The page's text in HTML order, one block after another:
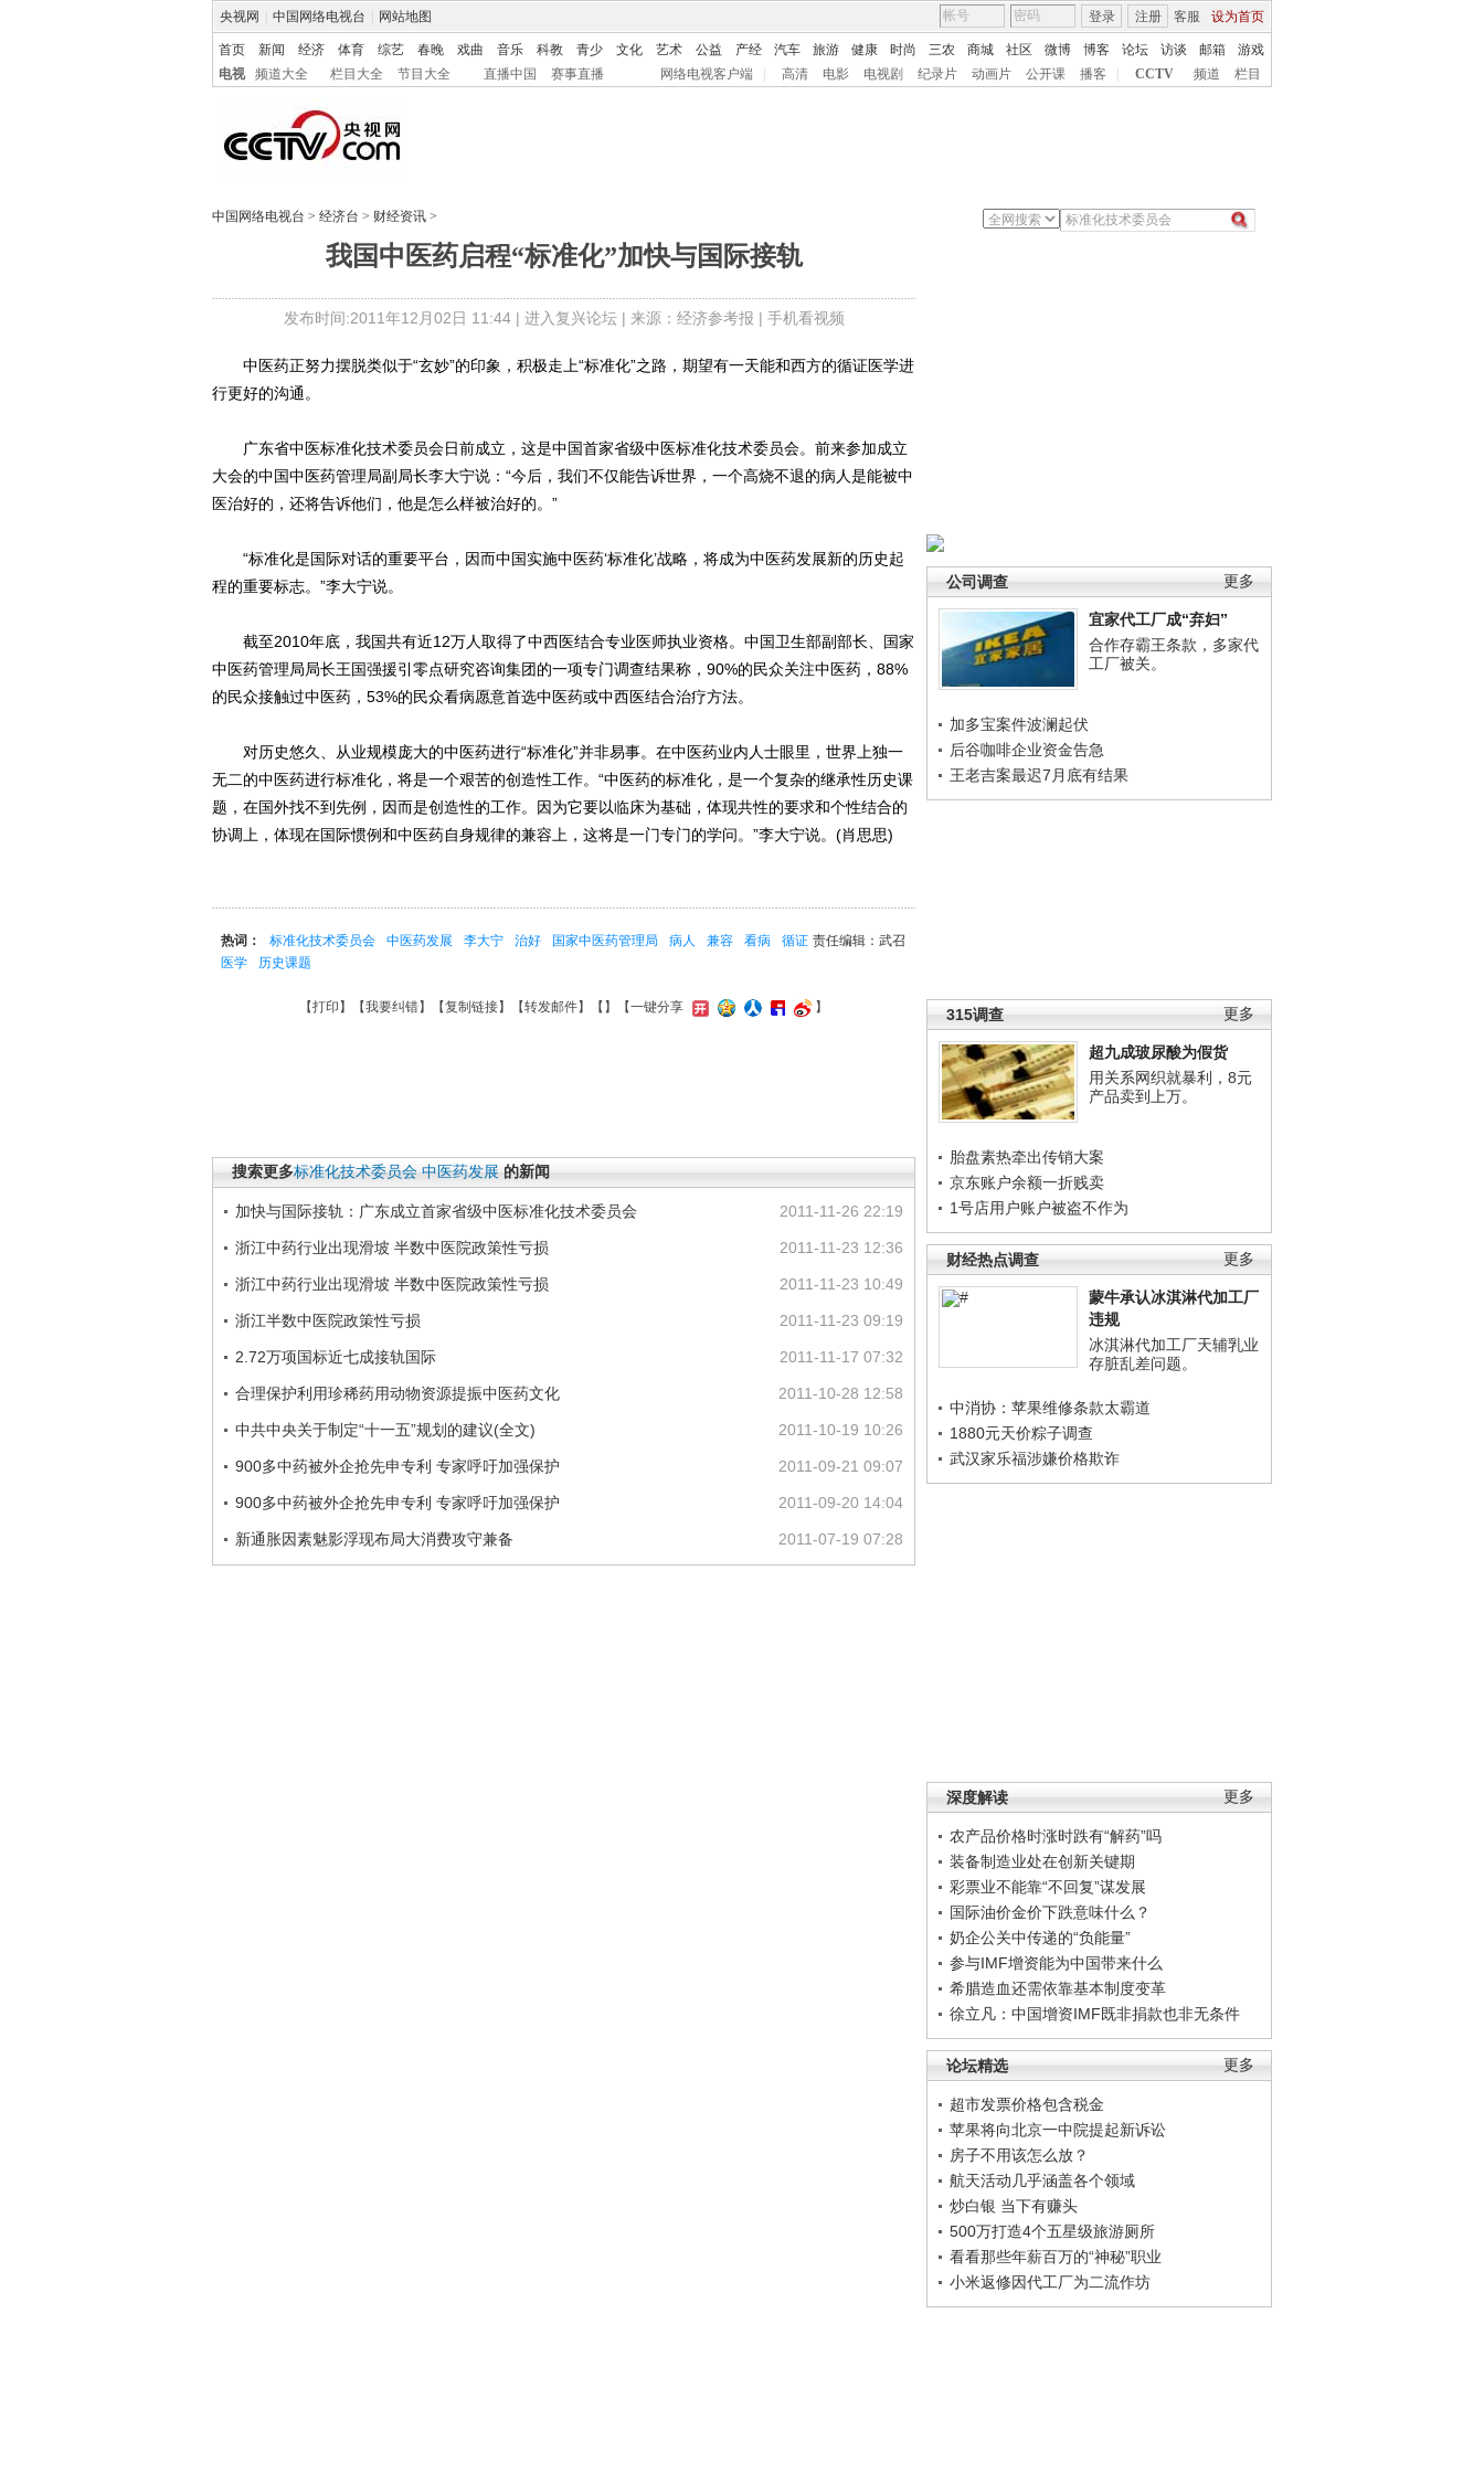
央视网 中国网络电视台 网站地图 客服 设为首页
登录 注册
首页 新闻 经济 体育 综艺 春晚 戏曲 音乐 科教 青少 文化 艺术 公益 产经 汽车 旅游 健康 时尚 三农 商城 社区 微博 博客 论坛 访谈 邮箱
游戏
电视
频道大全 栏目大全 节目大全 直播中国 赛事直播 网络电视客户端 高清 电影 电视剧 纪录片 动画片 公开课 播客 CCTV 频道 栏目
中国网络电视台 > 经济台 > 财经资讯 >
我国中医药启程“标准化”加快与国际接轨
发布时间:2011年12月02日 11:44 | 进入复兴论坛| 来源：经济参考报 | 手机看视频
更多
公司调查
宜家代工厂成“弃妇”
合作存霸王条款，多家代
工厂被关。
加多宝案件波澜起伏
后谷咖啡企业资金告急
王老吉案最迟7月底有结果
更多
315调查
超九成玻尿酸为假货
用关系网织就暴利，8元
产品卖到上万。
胎盘素热牵出传销大案
京东账户余额一折贱卖
1号店用户账户被盗不作为
更多
财经热点调查
蒙牛承认冰淇淋代加工厂
违规
冰淇淋代加工厂天辅乳业
存脏乱差问题。
中消协：苹果维修条款太霸道
1880元天价粽子调查
武汉家乐福涉嫌价格欺诈
更多
深度解读
农产品价格时涨时跌有“解药”吗
装备制造业处在创新关键期
彩票业不能靠“不回复”谋发展
国际油价金价下跌意味什么？
奶企公关中传递的“负能量”
参与IMF增资能为中国带来什么
希腊造血还需依靠基本制度变革
徐立凡：中国增资IMF既非捐款也非无条件
更多
论坛精选
超市发票价格包含税金
苹果将向北京一中院提起新诉讼
房子不用该怎么放？
航天活动几乎涵盖各个领域
炒白银 当下有赚头
500万打造4个五星级旅游厕所
看看那些年薪百万的“神秘”职业
小米返修因代工厂为二流作坊
中医药正努力摆脱类似于“玄妙”的印象，积极走上“标准化”之路，期望有一天能和西方的循证医学进
行更好的沟通。
广东省中医标准化技术委员会日前成立，这是中国首家省级中医标准化技术委员会。前来参加成立
大会的中国中医药管理局副局长李大宁说：“今后，我们不仅能告诉世界，一个高烧不退的病人是能被中
医治好的，还将告诉他们，他是怎么样被治好的。”
“标准化是国际对话的重要平台，因而中国实施中医药‘标准化’战略，将成为中医药发展新的历史起
程的重要标志。”李大宁说。
截至2010年底，我国共有近12万人取得了中西医结合专业医师执业资格。中国卫生部副部长、国家
中医药管理局局长王国强援引零点研究咨询集团的一项专门调查结果称，90%的民众关注中医药，88%
的民众接触过中医药，53%的民众看病愿意首选中医药或中西医结合治疗方法。
对历史悠久、从业规模庞大的中医药进行“标准化”并非易事。在中医药业内人士眼里，世界上独一
无二的中医药进行标准化，将是一个艰苦的创造性工作。“中医药的标准化，是一个复杂的继承性历史课
题，在国外找不到先例，因而是创造性的工作。因为它要以临床为基础，体现共性的要求和个性结合的
协调上，体现在国际惯例和中医药自身规律的兼容上，这将是一门专门的学问。”李大宁说。(肖思思)
责任编辑：武召
热词： 标准化技术委员会 中医药发展 李大宁 治好 国家中医药管理局 病人 兼容 看病
循证
医学
历史课题
【打印 】【我要纠错】【复制链接】【转发邮件】【 】 【一键分享 】
搜索更多标准化技术委员会 中医药发展 的新闻
2011-11-26 22:19
加快与国际接轨：广东成立首家省级中医标准化技术委员会
2011-11-23 12:36
浙江中药行业出现滑坡 半数中医院政策性亏损
2011-11-23 10:49
浙江中药行业出现滑坡 半数中医院政策性亏损
2011-11-23 09:19
浙江半数中医院政策性亏损
2011-11-17 07:32
2.72万项国标近七成接轨国际
2011-10-28 12:58
合理保护利用珍稀药用动物资源提振中医药文化
2011-10-19 10:26
中共中央关于制定“十一五”规划的建议(全文)
2011-09-21 09:07
900多中药被外企抢先申专利 专家呼吁加强保护
2011-09-20 14:04
900多中药被外企抢先申专利 专家呼吁加强保护
2011-07-19 07:28
新通胀因素魅影浮现布局大消费攻守兼备